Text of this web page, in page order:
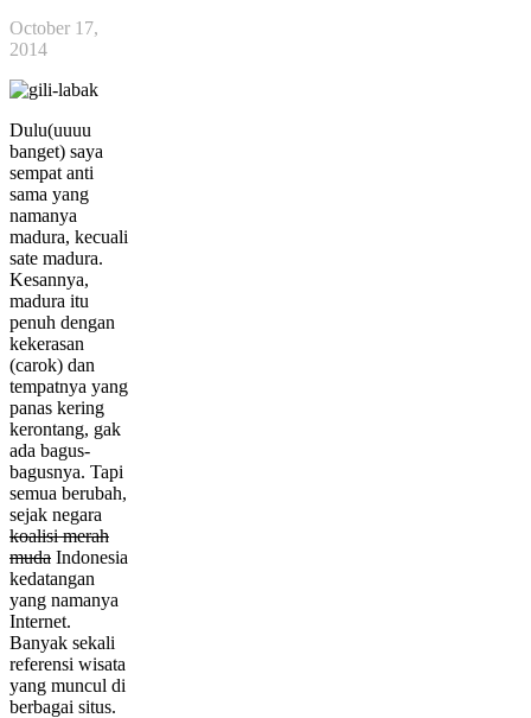
October 17,
2014
Dulu(uuuu
banget) saya
sempat anti
sama yang
namanya
madura, kecuali
sate madura.
Kesannya,
madura itu
penuh dengan
kekerasan
(carok) dan
tempatnya yang
panas kering
kerontang, gak
ada bagus-
bagusnya. Tapi
semua berubah,
sejak negara
koalisi merah
muda Indonesia
kedatangan
yang namanya
Internet.
Banyak sekali
referensi wisata
yang muncul di
berbagai situs.